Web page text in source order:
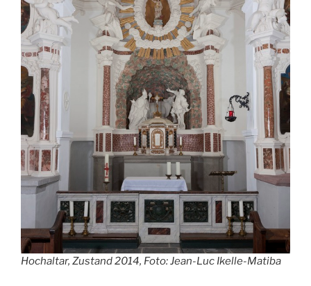
Hochaltar, Zustand 2014, Foto: Jean-Luc Ikelle-Matiba